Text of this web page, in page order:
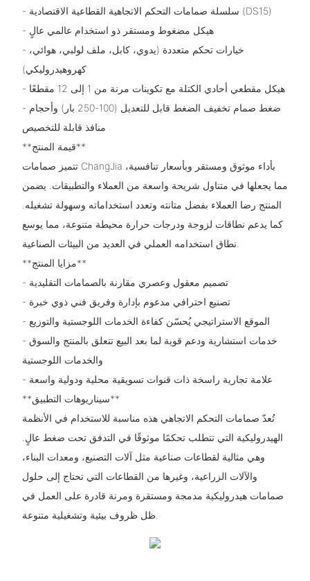
- سلسلة صمامات التحكم الاتجاهية القطاعية الاقتصادية (DS15)
- هيكل مضغوط ومستقر ذو استخدام عالمي عالٍ
- خيارات تحكم متعددة (يدوي، كابل، ملف لولبي، هوائي،
كهروهيدروليكي)
- هيكل مقطعي أحادي الكتلة مع تكوينات مرنة من 1 إلى 12 مقطعًا
- ضغط صمام تخفيف الضغط قابل للتعديل (100-250 بار) وأحجام
منافذ قابلة للتخصيص
**قيمة المنتج**
تتميز صمامات ChangJia بأداء موثوق ومستقر وبأسعار تنافسية،
مما يجعلها في متناول شريحة واسعة من العملاء والتطبيقات. يضمن
المنتج رضا العملاء بفضل متانته وتعدد استخداماته وسهولة تشغيله.
كما يدعم نطاقات لزوجة ودرجات حرارة محيطة متنوعة، مما يوسع
**مزايا المنتج**
- تصميم معقول وعصري مقارنة بالصمامات التقليدية
- تصنيع احترافي مدعوم بإدارة وفريق فني ذوي خبرة
- الموقع الاستراتيجي يُحسّن كفاءة الخدمات اللوجستية والتوزيع
- خدمات استشارية ودعم قوية لما بعد البيع تتعلق بالمنتج والسوق
والخدمات اللوجستية
- علامة تجارية راسخة ذات قنوات تسويقية محلية ودولية واسعة
**سيناريوهات التطبيق**
تُعدّ صمامات التحكم الاتجاهي هذه مناسبة للاستخدام في الأنظمة
الهيدروليكية التي تتطلب تحكمًا موثوقًا في التدفق تحت ضغط عالٍ.
وهي مثالية لقطاعات صناعية مثل آلات التصنيع، ومعدات البناء،
والآلات الزراعية، وغيرها من القطاعات التي تحتاج إلى حلول
صمامات هيدروليكية مدمجة ومستقرة ومرنة قادرة على العمل في
ظل ظروف بيئية وتشغيلية متنوعة.